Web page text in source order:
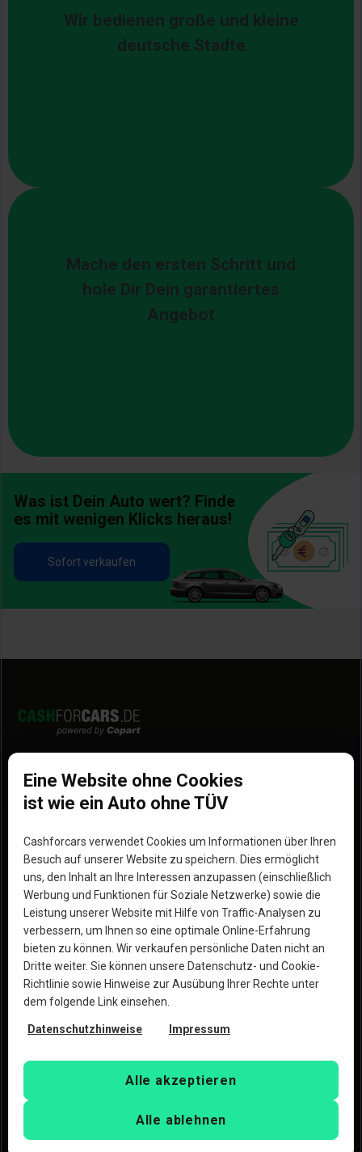
Wir bedienen große und kleine
deutsche Städte
Mache den ersten Schritt und
hole Dir Dein garantiertes
Angebot
Was ist Dein Auto wert? Finde
es mit wenigen Klicks heraus!
Sofort verkaufen
Wie funktionierts
Hilfe
Erfahrungen
Warum wir die bessere
Option sind
Impressum
Werde Partner
Blog
vorbehalten. Mit der Nutzung dieser Website erklärst Du
Nutzungsbedingungenund der
Datenschutzrichtlinie
der Copart Deutschland GmbH und
CashforCars.de einverstanden.
Eine Website ohne Cookies
ist wie ein Auto ohne TÜV
Cashforcars verwendet Cookies um Informationen über Ihren
Besuch auf unserer Website zu speichern. Dies ermöglicht
uns, den Inhalt an Ihre Interessen anzupassen (einschließlich
Werbung und Funktionen für Soziale Netzwerke) sowie die
Leistung unserer Website mit Hilfe von Traffic-Analysen zu
verbessern, um Ihnen so eine optimale Online-Erfahrung
bieten zu können. Wir verkaufen persönliche Daten nicht an
Dritte weiter. Sie können unsere Datenschutz- und Cookie-
Richtlinie sowie Hinweise zur Ausübung Ihrer Rechte unter
dem folgende Link einsehen.
Datenschutzhinweise Impressum
Alle ablehnen
Alle akzeptieren